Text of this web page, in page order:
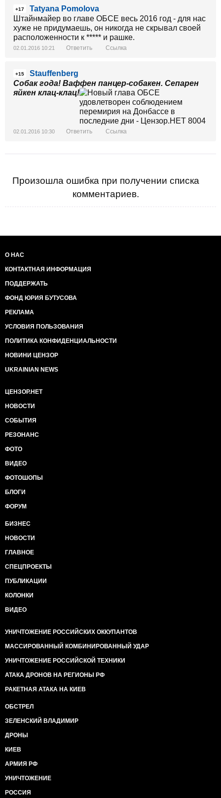
+17
Tatyana Pomolova
Штайнмайер во главе ОБСЕ весь 2016 год - для нас
хуже не придумаешь, он никогда не скрывал своей
расположенности к ***** и рашке.
02.01.2016 10:21 Ответить Ссылка
+15
Stauffenberg
Собак года! Ваффен панцер-собакен. Сепарен
яйкен клац-клац!
02.01.2016 10:30 Ответить Ссылка
Произошла ошибка при получении списка
комментариев.
О НАС
КОНТАКТНАЯ ИНФОРМАЦИЯ
ПОДДЕРЖАТЬ
ФОНД ЮРИЯ БУТУСОВА
РЕКЛАМА
УСЛОВИЯ ПОЛЬЗОВАНИЯ
ПОЛИТИКА КОНФИДЕНЦИАЛЬНОСТИ
НОВИНИ ЦЕНЗОР
UKRAINIAN NEWS
ЦЕНЗОР.НЕТ
НОВОСТИ
СОБЫТИЯ
РЕЗОНАНС
ФОТО
ВИДЕО
ФОТОШОПЫ
БЛОГИ
ФОРУМ
БИЗНЕС
НОВОСТИ
ГЛАВНОЕ
СПЕЦПРОЕКТЫ
ПУБЛИКАЦИИ
КОЛОНКИ
ВИДЕО
УНИЧТОЖЕНИЕ РОССИЙСКИХ ОККУПАНТОВ
МАССИРОВАННЫЙ КОМБИНИРОВАННЫЙ УДАР
УНИЧТОЖЕНИЕ РОССИЙСКОЙ ТЕХНИКИ
АТАКА ДРОНОВ НА РЕГИОНЫ РФ
РАКЕТНАЯ АТАКА НА КИЕВ
ОБСТРЕЛ
ЗЕЛЕНСКИЙ ВЛАДИМИР
ДРОНЫ
КИЕВ
АРМИЯ РФ
УНИЧТОЖЕНИЕ
РОССИЯ